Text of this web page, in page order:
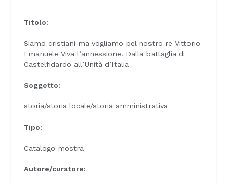
Titolo:
Siamo cristiani ma vogliamo pel nostro re Vittorio
Emanuele Viva l’annessione. Dalla battaglia di
Castelfidardo all’Unità d’Italia
Soggetto:
storia/storia locale/storia amministrativa
Tipo:
Catalogo mostra
Autore/curatore: